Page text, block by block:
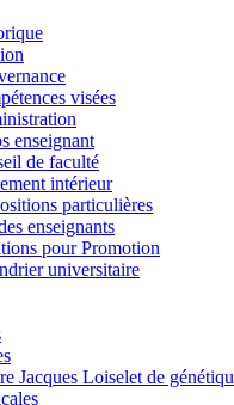
visées
enseignant
de faculté
intérieur
particulières
enseignants
pour Promotion
universitaire
Jacques Loiselet de